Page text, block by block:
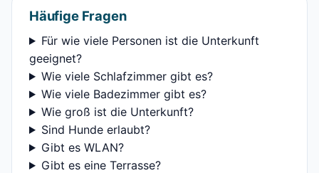
Häufige Fragen
Für wie viele Personen ist die Unterkunft
geeignet?
Wie viele Schlafzimmer gibt es?
Wie viele Badezimmer gibt es?
Wie groß ist die Unterkunft?
Sind Hunde erlaubt?
Gibt es WLAN?
Gibt es eine Terrasse?